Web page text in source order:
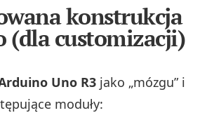
konstrukcja
(dla customizacji)
Uno R3 jako „mózgu” i
moduły: